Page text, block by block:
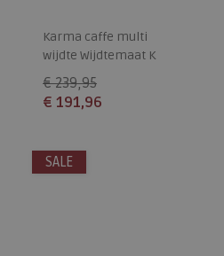
Karma caffe multi
wijdte Wijdtemaat K
€ 239,95
€ 191,96
5
SALE